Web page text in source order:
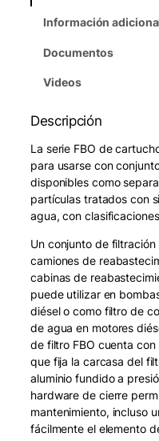
r
-
F
i
l
t
r
(
1
M
i
c
r
o
n
)
c
a
Información
Documentos
Videos
Descripción
La serie FBO de
para usarse con
disponibles como
partículas tratados con
agua, con
Un conjunto de
camiones de
cabinas de
puede utilizar en
diésel o como filtro de
de agua en motores
de filtro FBO cuenta
que fija la carcasa del
aluminio fundido a
hardware de cierre
mantenimiento, incluso
fácilmente el elemento